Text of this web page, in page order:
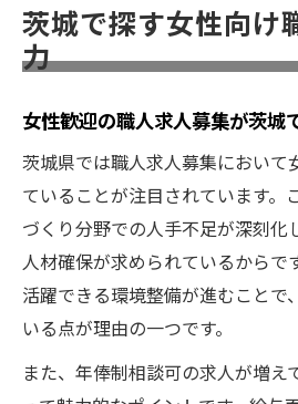
茨城で探す女性向け
力
女性歓迎の職人求人募集が茨城
茨城県では職人求人募集において
ていることが注目されています。
づくり分野での人手不足が深刻化
人材確保が求められているからで
活躍できる環境整備が進むことで
いる点が理由の一つです。
また、年俸制相談可の求人が増え